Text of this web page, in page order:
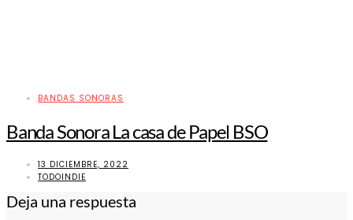
BANDAS SONORAS
Banda Sonora La casa de Papel BSO
13 DICIEMBRE, 2022
TODOINDIE
Deja una respuesta